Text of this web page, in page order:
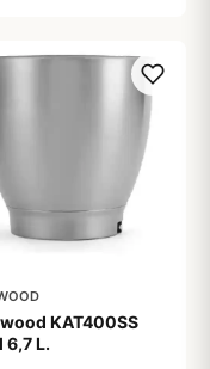
KAT400SS
6,7 L.